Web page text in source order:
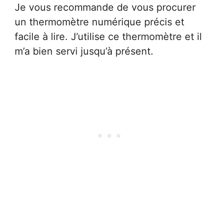
Je vous recommande de vous procurer
un thermomètre numérique précis et
facile à lire. J’utilise ce thermomètre et il
m’a bien servi jusqu’à présent.